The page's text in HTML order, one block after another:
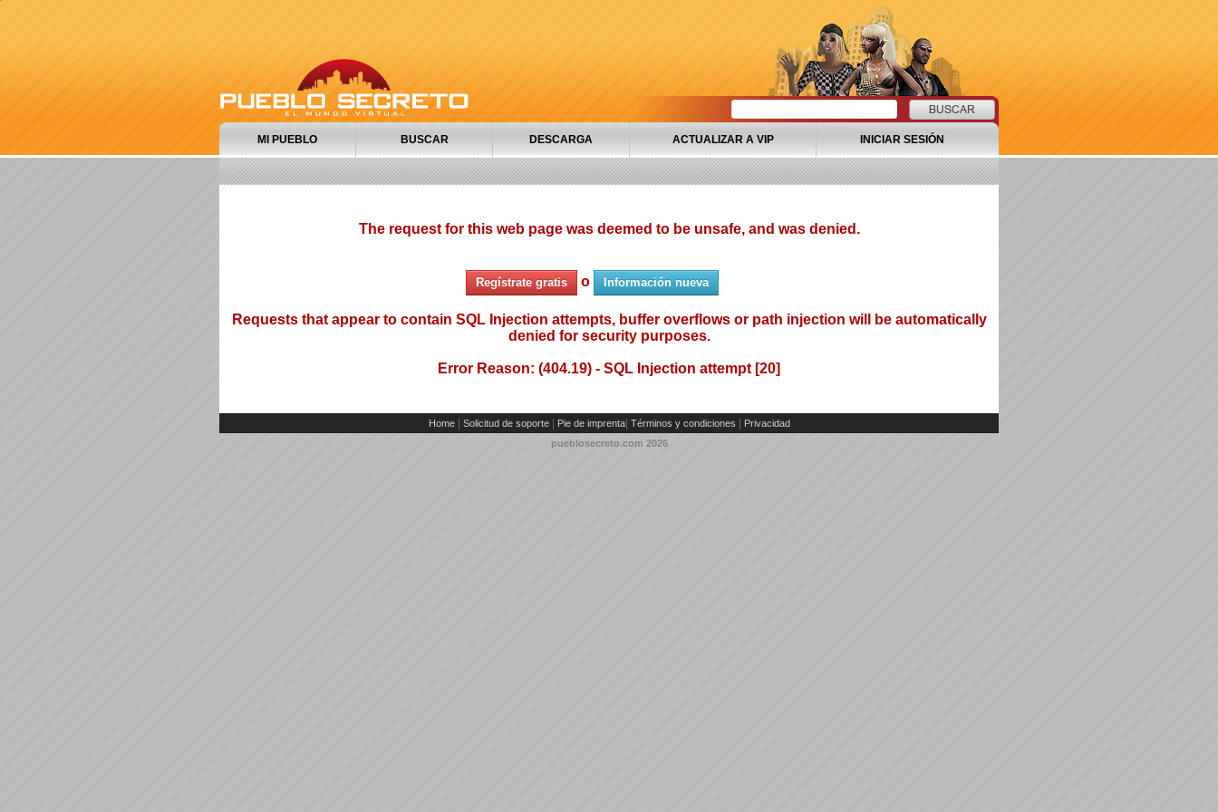
MI PUEBLO BUSCAR DESCARGA ACTUALIZAR A VIP INICIAR SESIÓN
The request for this web page was deemed to be unsafe, and was denied.
Regístrate gratis o Información nueva
Requests that appear to contain SQL Injection attempts, buffer overflows or path injection will be automatically
denied for security purposes.
Error Reason: (404.19) - SQL Injection attempt [20]
Home Solicitud de soporte Pie de imprenta| Términos y condiciones
Privacidad
pueblosecreto.com 2026